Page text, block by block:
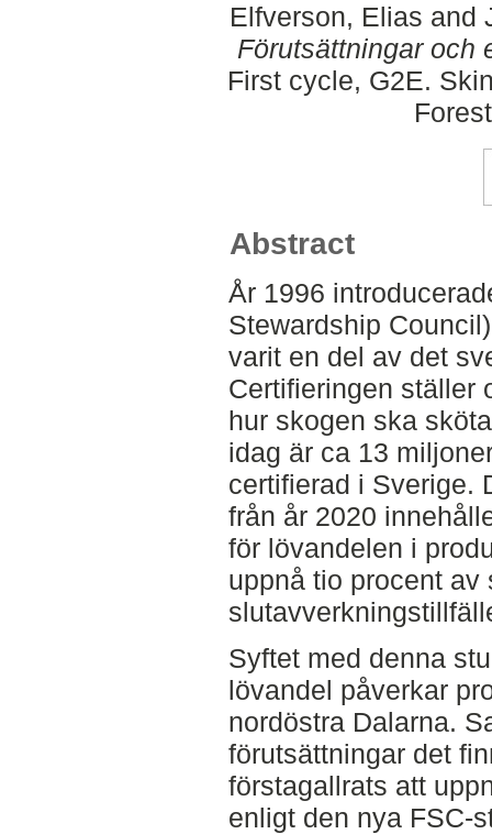
Elfverson, Elias and
Förutsättningar och
First cycle, G2E.
Abstract
År 1996
Stewardship
varit en del av det
Certifieringen ställer
hur skogen ska
idag är ca 13
certifierad i Sverige.
från år 2020
för lövandelen i
uppnå tio procent av
Syftet med denna
lövandel påverkar
nordöstra Dalarna.
förutsättningar det
förstagallrats att
enligt den nya FSC-